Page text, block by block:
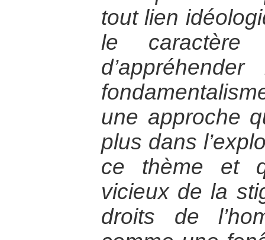
tout lien
le caractère
une approche
plus dans
ce thème et
vicieux de la
droits de